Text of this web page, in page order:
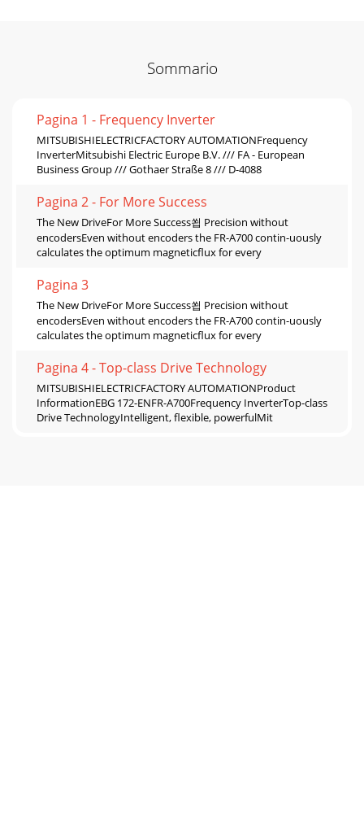
Sommario
Pagina 1 - Frequency Inverter
MITSUBISHIELECTRICFACTORY AUTOMATIONFrequency
InverterMitsubishi Electric Europe B.V. /// FA - European
Business Group /// Gothaer Straße 8 /// D-4088
Pagina 2 - For More Success
The New DriveFor More Success쐽 Precision without
encodersEven without encoders the FR-A700 contin-uously
calculates the optimum magneticflux for every
Pagina 3
The New DriveFor More Success쐽 Precision without
encodersEven without encoders the FR-A700 contin-uously
calculates the optimum magneticflux for every
Pagina 4 - Top-class Drive Technology
MITSUBISHIELECTRICFACTORY AUTOMATIONProduct
InformationEBG 172-ENFR-A700Frequency InverterTop-class
Drive TechnologyIntelligent, flexible, powerfulMit